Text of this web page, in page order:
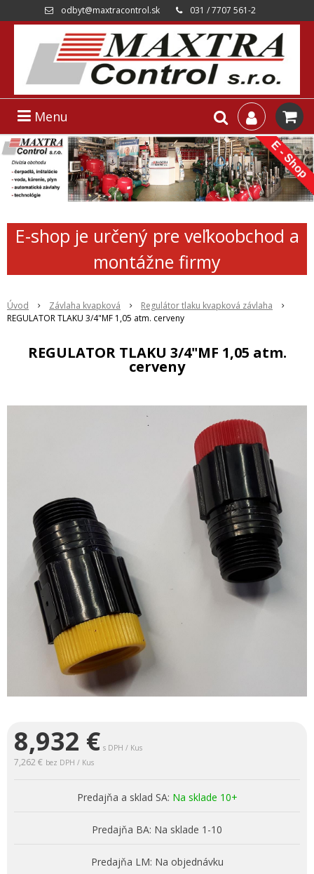
odbyt@maxtracontrol.sk 031 / 7707 561-2
Menu
E-shop je určený pre veľkoobchod a
montážne firmy
Úvod Závlaha kvapková
Regulátor tlaku kvapková závlaha
REGULATOR TLAKU 3/4"MF 1,05 atm. cerveny
REGULATOR TLAKU 3/4"MF 1,05 atm.
cerveny
8,932 € s DPH / Kus
7,262 € bez DPH / Kus
Predajňa a sklad SA: Na sklade 10+
Predajňa BA: Na sklade 1-10
Predajňa LM: Na objednávku